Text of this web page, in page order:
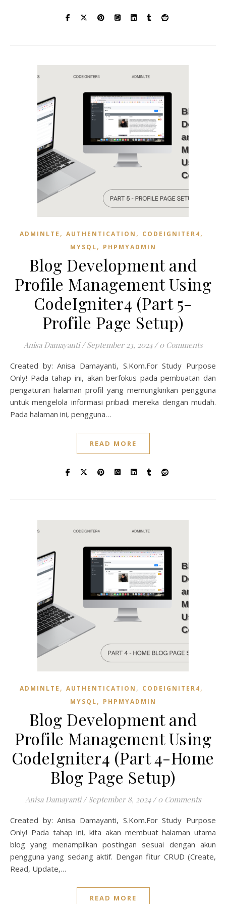
ADMINLTE , AUTHENTICATION , CODEIGNITER4,
MYSQL, PHPMYADMIN
Blog Development and
Profile Management Using
CodeIgniter4 (Part 5-
Profile Page Setup)
Anisa Damayanti / September 23, 2024 / 0 Comments
Created by: Anisa Damayanti, S.Kom.For Study Purpose
Only! Pada tahap ini, akan berfokus pada pembuatan dan
pengaturan halaman profil yang memungkinkan pengguna
untuk mengelola informasi pribadi mereka dengan mudah.
Pada halaman ini, pengguna…
READ MORE
ADMINLTE , AUTHENTICATION , CODEIGNITER4,
MYSQL, PHPMYADMIN
Blog Development and
Profile Management Using
CodeIgniter4 (Part 4-Home
Blog Page Setup)
Anisa Damayanti / September 8, 2024 / 0 Comments
Created by: Anisa Damayanti, S.Kom.For Study Purpose
Only! Pada tahap ini, kita akan membuat halaman utama
blog yang menampilkan postingan sesuai dengan akun
pengguna yang sedang aktif. Dengan fitur CRUD (Create,
Read, Update,…
READ MORE